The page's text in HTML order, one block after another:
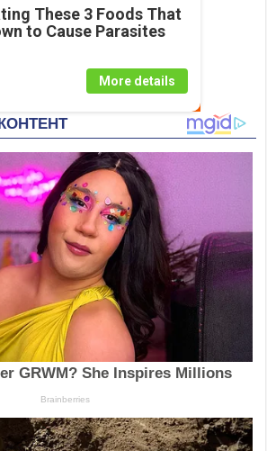
These 3 Foods That
to Cause Parasites
More details